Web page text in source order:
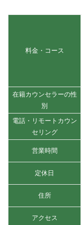
料金・コース
在籍カウンセラーの性
別
電話・リモートカウン
セリング
営業時間
定休日
住所
アクセス